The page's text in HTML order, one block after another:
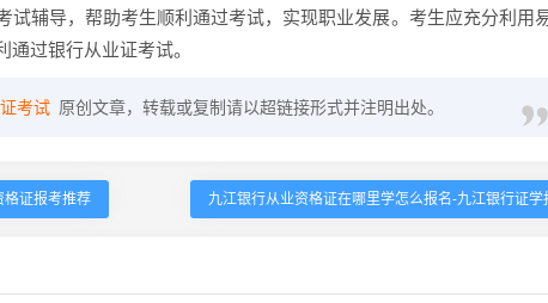
辅导，帮助考生顺利通过考试，实现职业发展。考生应充分利用
过银行从业证考试。
考试 原创文章，转载或复制请以超链接形式并注明出处。
证报考推荐 九江银行从业资格证在哪里学怎么报名-九江银行证学